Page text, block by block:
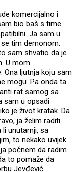
komercijalno i
bio baš s time
Ja sam u
tim demonom.
sam shvatio da je
U mom
Ona ljutnja koju sam
mogu. Pa onda ta
rat samog sa
sam u opsadi
je život kratak. Da
ja želim raditi
unutarnji, sa
to nekako uvijek
počnem da radim
to pomaže da
Jevđević.